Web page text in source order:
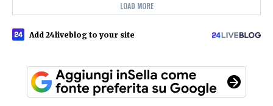
LOAD MORE
Add 24liveblog to your site